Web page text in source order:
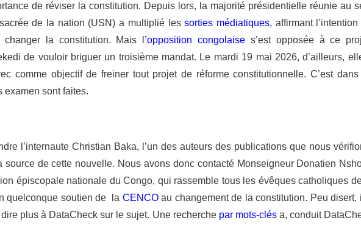
de réviser la constitution. Depuis lors, la majorité présidentielle réunie au
de la nation (USN) a multiplié lessorties médiatiques, affirmant
la constitution. Mais l ’opposition congolaise s’est opposée à ce
de vouloir briguer un troisième mandat. Le mardi 19 mai 2026, d’ailleurs,
comme objectif de freiner tout projet de réforme constitutionnelle. C’est
examen sont faites.
l’internaute Christian Baka, l’un des auteurs des publications que nous
source de cette nouvelle. Nous avons donc contacté Monseigneur Donatien
épiscopale nationale du Congo, qui rassemble tous les évêques catholiques
quelconque soutien de la CENCO au changement de la constitution. Peu disert,
plus à DataCheck sur le sujet. Une recherche par mots-clésa, conduit